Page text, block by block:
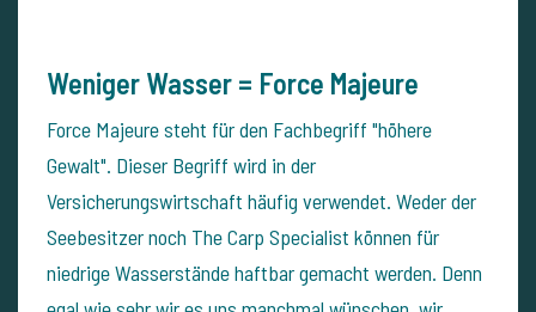
Weniger Wasser = Force Majeure
Force Majeure steht für den Fachbegriff "höhere
Gewalt". Dieser Begriff wird in der
Versicherungswirtschaft häufig verwendet. Weder der
Seebesitzer noch The Carp Specialist können für
niedrige Wasserstände haftbar gemacht werden. Denn